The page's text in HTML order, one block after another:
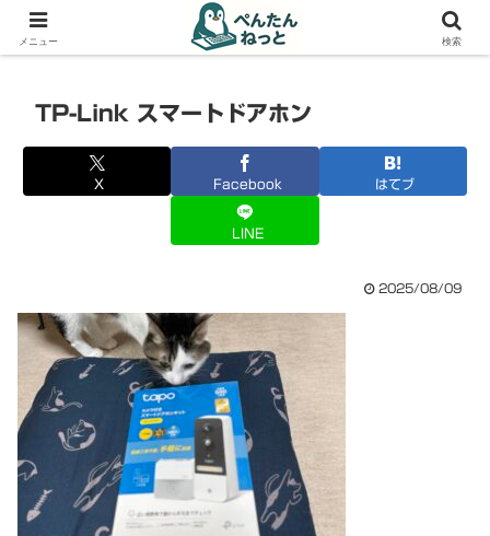
PCやガジェットの備忘録
TP-Link スマートドアホン
X Facebook はてブ
LINE
2025/08/09
メニュー 検索